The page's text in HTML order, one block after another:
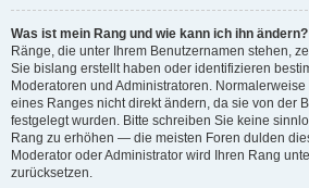
Was ist mein Rang und wie kann ich ihn ändern?
Ränge, die unter Ihrem Benutzernamen stehen,
Sie bislang erstellt haben oder identifizieren
Moderatoren und Administratoren.
eines Ranges nicht direkt ändern, da sie von der
festgelegt wurden. Bitte schreiben Sie keine
Rang zu erhöhen — die meisten Foren dulden
Moderator oder Administrator wird Ihren Rang
zurücksetzen.